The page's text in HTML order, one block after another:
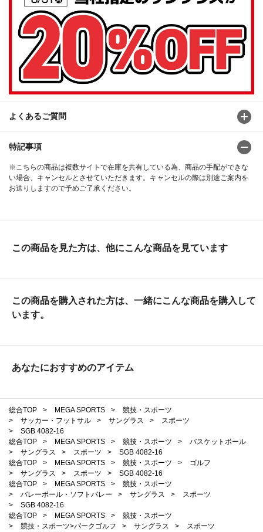
よくあるご質問
特記事項
※こちらの商品は複数サイトで在庫を共有している為、商品の手配ができな
い場合、キャンセルとさせていただきます。キャンセルの際は別途ご案内を
お送りしますので予めご了承ください。
この商品を見た方は、他にこんな商品を見ています
この商品を購入された方は、一緒にこんな商品を購入して
います。
あなたにおすすめのアイテム
総合TOP > MEGA SPORTS >
競技・スポーツ
>
サッカー・フットサル > サングラス >
スポーツ
>
SGB 4082-16
総合TOP
> MEGA SPORTS > 競技・スポーツ >
バスケットボール
>
サングラス > スポーツ >
SGB 4082-16
総合TOP
> MEGA SPORTS > 競技・スポーツ >
ゴルフ
>
サングラス > スポーツ >
SGB 4082-16
総合TOP
> MEGA SPORTS >
競技・スポーツ
>
バレーボール・ソフトバレー > サングラス >
スポーツ
>
SGB 4082-16
総合TOP
> MEGA SPORTS >
競技・スポーツ
>
競技・スポーツ>パークゴルフ > サングラス >
スポーツ